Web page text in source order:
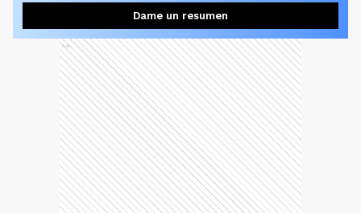
Dame un resumen
Ads